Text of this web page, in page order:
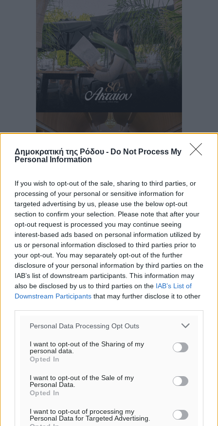
Δημοκρατική της Ρόδου - Do Not Process My
Personal Information
If you wish to opt-out of the sale, sharing to third parties, or
processing of your personal or sensitive information for
targeted advertising by us, please use the below opt-out
section to confirm your selection. Please note that after your
opt-out request is processed you may continue seeing
interest-based ads based on personal information utilized by
us or personal information disclosed to third parties prior to
your opt-out. You may separately opt-out of the further
disclosure of your personal information by third parties on the
IAB’s list of downstream participants. This information may
also be disclosed by us to third parties on the IAB’s List of
Downstream Participants that may further disclose it to other
Personal Data Processing Opt Outs
I want to opt-out of the Sharing of my
personal data.
Opted In
I want to opt-out of the Sale of my
Personal Data.
Opted In
I want to opt-out of processing my
Personal Data for Targeted Advertising.
Ροή ειδήσεων
ΥΠΑΑΤ: 12,5 εκατ. ευρώ στις 13 Περιφέρειες για μέτρα
βιοασφάλειας
Τοπικές Ειδήσεις• πριν 7 λεπτά
Ποιοι φοιτητές μπορούν να λάβουν ενίσχυση για
Ειδήσεις• πριν 16 λεπτά
Τουρκική εφημερίδα εξηγεί τους λόγους που οι
γείτονες προτιμούν την Ελλάδα για διακοπές
Τοπικές Ειδήσεις πριν 31 λεπτά